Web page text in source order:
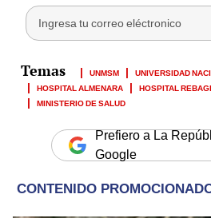
UNMSM
UNIVERSIDAD
HOSPITAL ALMENARA
HOSPITAL
MINISTERIO DE SALUD
Prefiero a La
Google